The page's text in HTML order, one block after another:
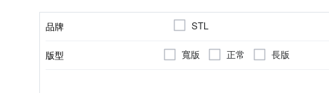
品牌 STL
版型 寬版 正常 長版